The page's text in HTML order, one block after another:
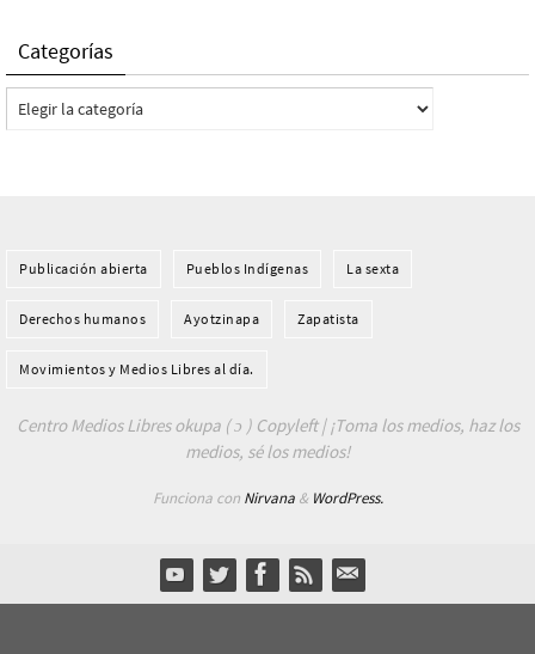
Categorías
Categorías
Publicación abierta Pueblos Indí­genas La sexta
Derechos humanos Ayotzinapa Zapatista
Movimientos y Medios Libres al día.
Centro Medios Libres okupa ( ɔ ) Copyleft | ¡Toma los medios, haz los
medios, sé los medios!
Funciona con Nirvana& WordPress.